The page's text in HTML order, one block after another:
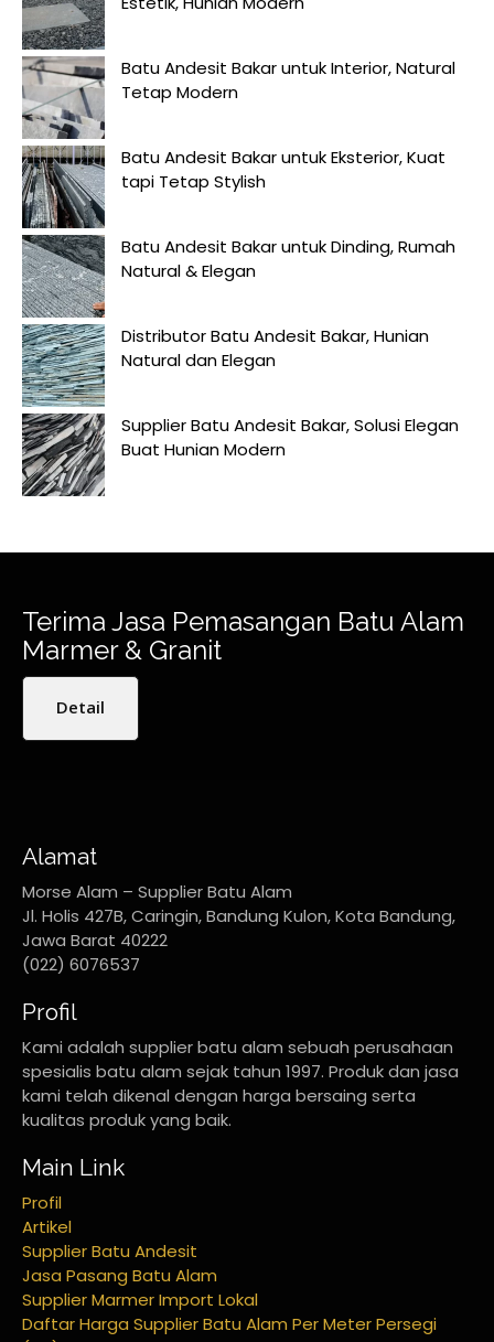
Batu Andesit Bakar untuk Interior, Natural
Tetap Modern
Batu Andesit Bakar untuk Eksterior, Kuat
tapi Tetap Stylish
Batu Andesit Bakar untuk Dinding, Rumah
Natural & Elegan
Distributor Batu Andesit Bakar, Hunian
Natural dan Elegan
Supplier Batu Andesit Bakar, Solusi Elegan
Buat Hunian Modern
Terima Jasa Pemasangan Batu Alam
Marmer & Granit
Detail
Alamat
Morse Alam – Supplier Batu Alam
Jl. Holis 427B, Caringin, Bandung Kulon, Kota Bandung,
Jawa Barat 40222
(022) 6076537
Profil
Kami adalah supplier batu alam sebuah perusahaan
spesialis batu alam sejak tahun 1997. Produk dan jasa
kami telah dikenal dengan harga bersaing serta
kualitas produk yang baik.
Main Link
Profil
Artikel
Supplier Batu Andesit
Jasa Pasang Batu Alam
Supplier Marmer Import Lokal
Daftar Harga Supplier Batu Alam Per Meter Persegi